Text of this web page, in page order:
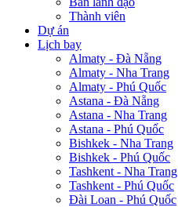
Thành viên
Dự án
Lịch bay
Almaty - Đà Nẵng
Almaty - Nha Trang
Almaty - Phú Quốc
Astana - Đà Nẵng
Astana - Nha Trang
Astana - Phú Quốc
Bishkek - Nha Trang
Bishkek - Phú Quốc
Tashkent - Nha Trang
Tashkent - Phú Quốc
Đài Loan - Phú Quốc